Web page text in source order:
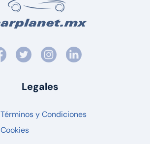
Legales
Términos y Condiciones
Cookies